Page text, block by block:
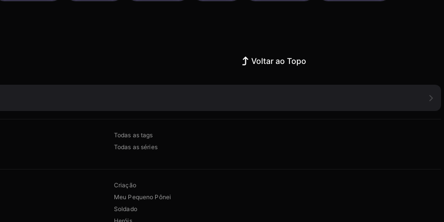
Voltar ao Topo
Todas as tags
Todas as séries
Criação
Meu Pequeno Pônei
Soldado